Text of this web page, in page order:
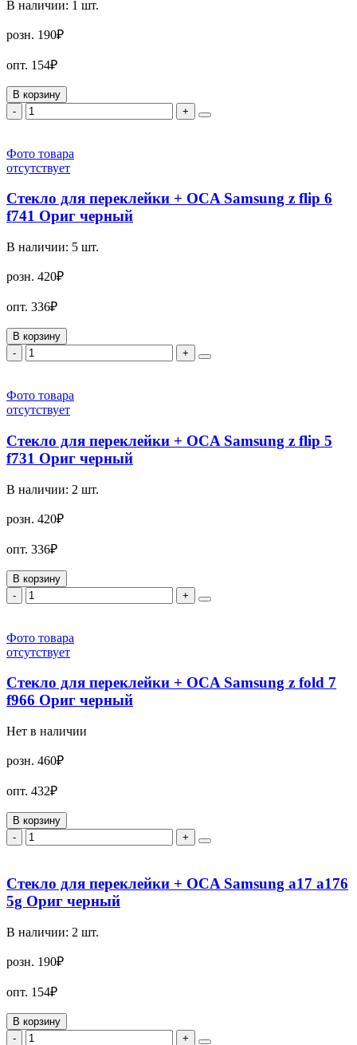
В наличии: 1 шт.
розн. 190₽
опт. 154₽
В корзину
-
+
Фото товара
отсутствует
Стекло для переклейки + OCA Samsung z flip 6
f741 Ориг черный
В наличии: 5 шт.
розн. 420₽
опт. 336₽
В корзину
-
+
Фото товара
отсутствует
Стекло для переклейки + OCA Samsung z flip 5
f731 Ориг черный
В наличии: 2 шт.
розн. 420₽
опт. 336₽
В корзину
-
+
Фото товара
отсутствует
Стекло для переклейки + OCA Samsung z fold 7
f966 Ориг черный
Нет в наличии
розн. 460₽
опт. 432₽
В корзину
-
+
Стекло для переклейки + OCA Samsung a17 a176
5g Ориг черный
В наличии: 2 шт.
розн. 190₽
опт. 154₽
В корзину
-
+